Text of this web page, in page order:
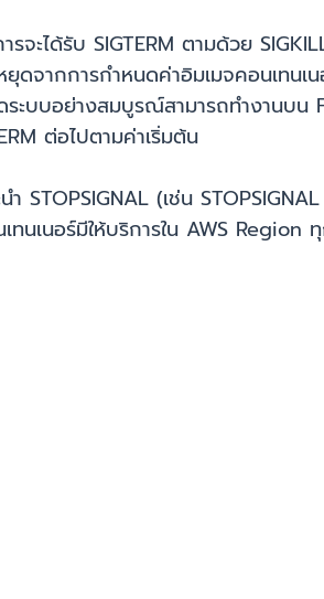
ะได้รับ SIGTERM ตามด้วย
จากการกำหนดค่าอิมเมจคอนเทนเ
บบอย่างสมบูรณ์สามารถทำงานบน
ต่อไปตามค่าเริ่มต้น
(เช่น STOPSIGNAL
เนอร์มีให้บริการใน AWS Region